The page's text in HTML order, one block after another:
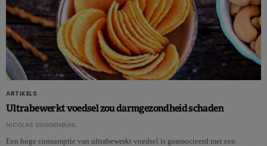
ARTIKELS
Ultrabewerkt voedsel zou darmgezondheid schaden
NICOLAS GUGGENBÜHL
Een hoge consumptie van ultrabewerkt voedsel is geassocieerd met een